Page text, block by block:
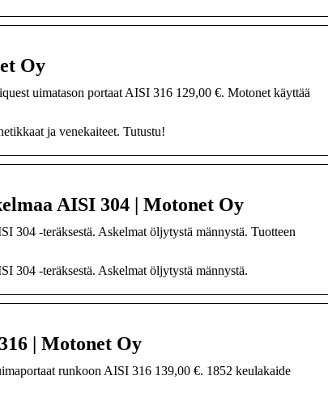
Oy
uimatason portaat AISI 316 129,00 €. Motonet käyttää
ja venekaiteet. Tutustu!
AISI 304 | Motonet Oy
304 -teräksestä. Askelmat öljytystä männystä. Tuotteen
304 -teräksestä. Askelmat öljytystä männystä.
| Motonet Oy
runkoon AISI 316 139,00 €. 1852 keulakaide